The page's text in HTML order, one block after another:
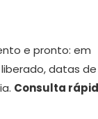
e pronto: em
datas de
Consulta